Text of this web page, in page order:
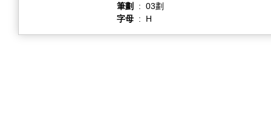
筆劃
: 03劃
字母 : H